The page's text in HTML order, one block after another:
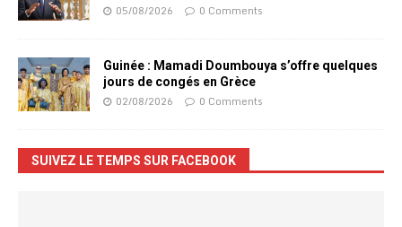
05/08/2026 0 Comments
Guinée : Mamadi Doumbouya s’offre quelques
jours de congés en Grèce
02/08/2026 0 Comments
SUIVEZ LE TEMPS SUR FACEBOOK